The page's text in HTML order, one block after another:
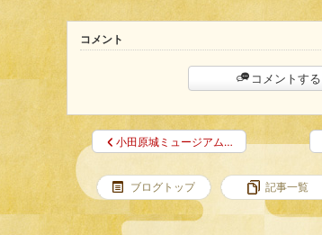
コメント
コメントする
小田原城ミュージアム…
ブログトップ 記事一覧